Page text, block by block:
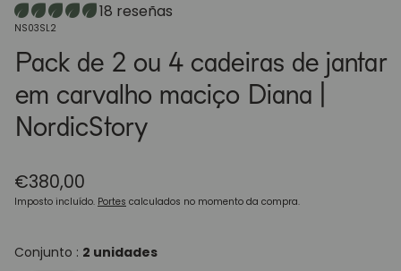
18 reseñas
SKU:
NS03SL2
Pack de 2 ou 4 cadeiras de jantar
em carvalho maciço Diana |
NordicStory
Preço
normal
€380,00
Imposto incluído. Portes calculados no momento da compra.
Conjunto : 2 unidades